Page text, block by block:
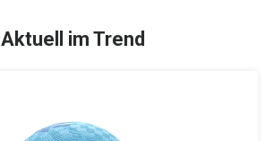
Aktuell im Trend